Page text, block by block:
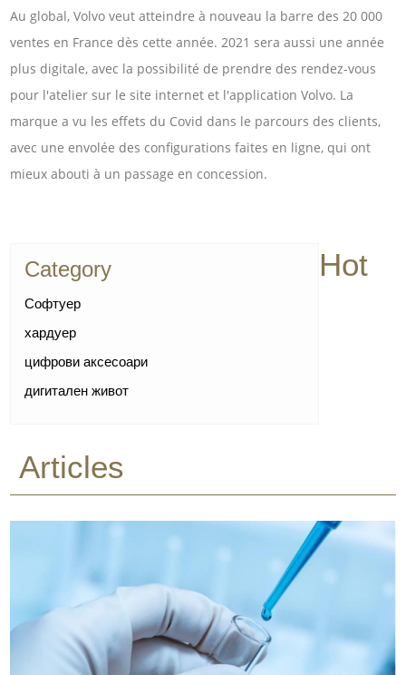
Au global, Volvo veut atteindre à nouveau la barre des 20 000
ventes en France dès cette année. 2021 sera aussi une année
plus digitale, avec la possibilité de prendre des rendez-vous
pour l'atelier sur le site internet et l'application Volvo. La
marque a vu les effets du Covid dans le parcours des clients,
avec une envolée des configurations faites en ligne, qui ont
mieux abouti à un passage en concession.
Category
Софтуер
хардуер
цифрови аксесоари
дигитален живот
Hot
Articles